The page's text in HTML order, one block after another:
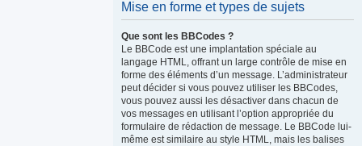
Mise en forme et types de sujets
Que sont les BBCodes ?
Le BBCode est une implantation spéciale au
langage HTML, offrant un large contrôle de mise en
forme des éléments d’un message. L’administrateur
peut décider si vous pouvez utiliser les BBCodes,
vous pouvez aussi les désactiver dans chacun de
vos messages en utilisant l’option appropriée du
formulaire de rédaction de message. Le BBCode lui-
même est similaire au style HTML, mais les balises